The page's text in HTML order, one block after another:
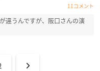
11コメント
違うんですが、阪口さんの演